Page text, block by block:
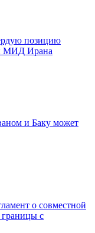
позицию
МИД Ирана
и Баку может
о совместной
границы с